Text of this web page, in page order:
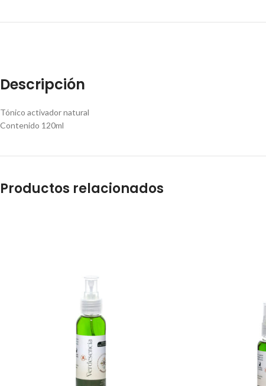
Descripción
Tónico activador natural
Contenido 120ml
Productos relacionados